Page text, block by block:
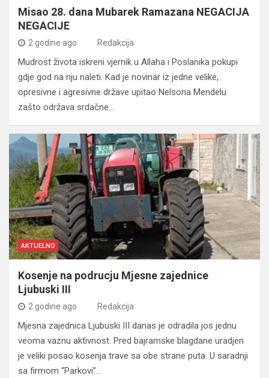
Misao 28. dana Mubarek Ramazana NEGACIJA
NEGACIJE
2 godine ago Redakcija
Mudrost života iskreni vjernik u Allaha i Poslanika pokupi
gdje god na nju naleti. Kad je novinar iz jedne velike,
opresivne i agresivne države upitao Nelsona Mendelu
zašto održava srdačne…
AKTUELNO
Kosenje na podrucju Mjesne zajednice
Ljubuski III
2 godine ago Redakcija
Mjesna zajednica Ljubuski III danas je odradila jos jednu
veoma vaznu aktivnost. Pred bajramske blagdane uradjen
je veliki posao kosenja trave sa obe strane puta. U saradnji
sa firmom “Parkovi”…